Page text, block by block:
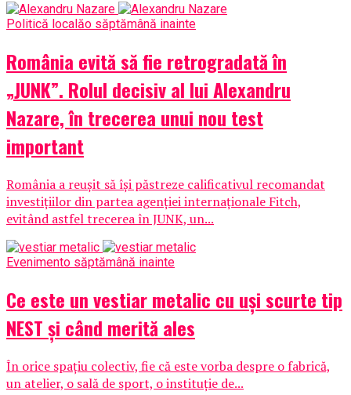
Politică localăo săptămână inainte
România evită să fie retrogradată în
„JUNK”. Rolul decisiv al lui Alexandru
Nazare, în trecerea unui nou test
important
România a reușit să își păstreze calificativul recomandat
investițiilor din partea agenției internaționale Fitch,
evitând astfel trecerea în JUNK, un...
Evenimento săptămână inainte
Ce este un vestiar metalic cu uși scurte tip
NEST și când merită ales
În orice spațiu colectiv, fie că este vorba despre o fabrică,
un atelier, o sală de sport, o instituție de...